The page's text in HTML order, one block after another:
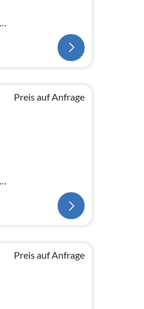
Preis auf Anfrage
Preis auf Anfrage